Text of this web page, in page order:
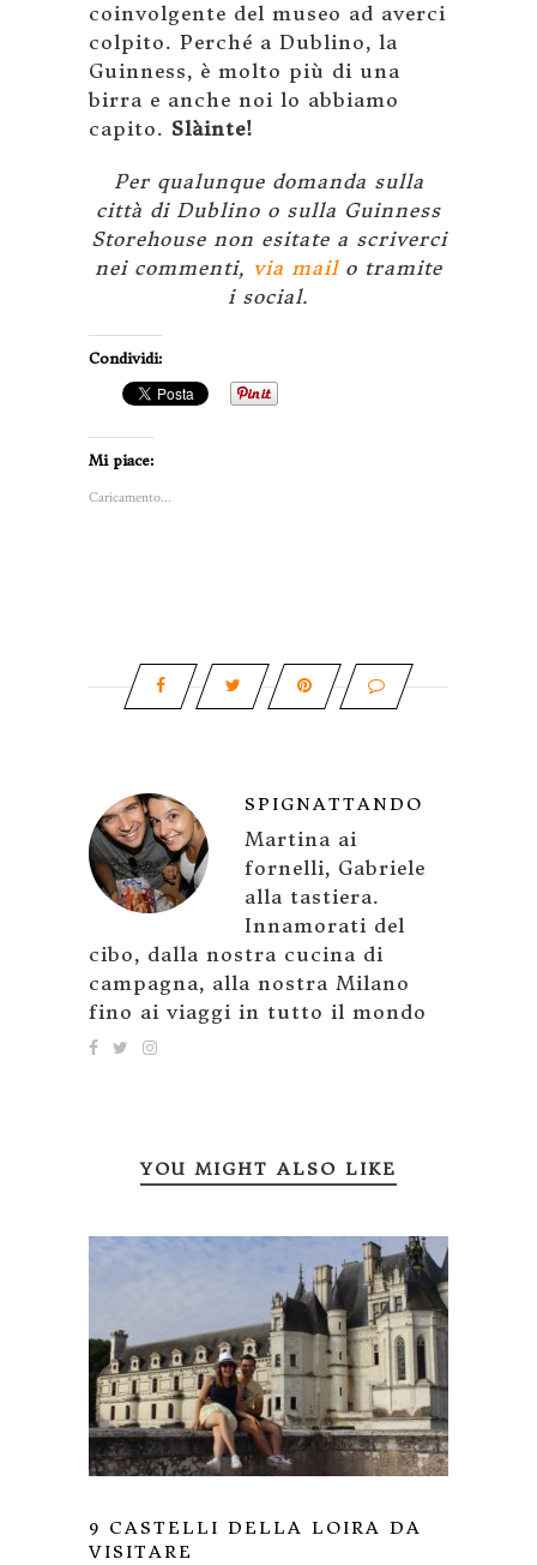
coinvolgente del museo ad averci
colpito. Perché a Dublino, la
Guinness, è molto più di una
birra e anche noi lo abbiamo
capito. Slàinte!
Per qualunque domanda sulla
città di Dublino o sulla Guinness
Storehouse non esitate a scriverci
nei commenti, via mail o tramite
i social.
Condividi:
Mi piace:
Caricamento...
SPIGNATTANDO
Martina ai
fornelli, Gabriele
alla tastiera.
Innamorati del
cibo, dalla nostra cucina di
campagna, alla nostra Milano
fino ai viaggi in tutto il mondo
YOU MIGHT ALSO LIKE
9 CASTELLI DELLA LOIRA DA
VISITARE